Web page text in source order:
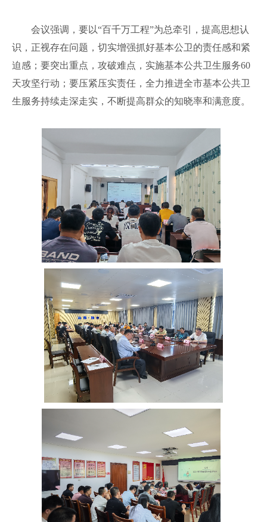
会议强调，要以“百千万工程”为总牵引，提高思想认
识，正视存在问题，切实增强抓好基本公卫的责任感和紧
迫感；要突出重点，攻破难点，实施基本公共卫生服务60
天攻坚行动；要压紧压实责任，全力推进全市基本公共卫
生服务持续走深走实，不断提高群众的知晓率和满意度。